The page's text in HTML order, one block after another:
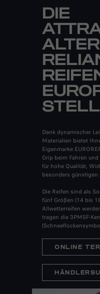
DIE
Dank dynamischer
Materialien bietet
Eigenmarke
Grip beim Fahren
für hohe Qualität,
besonders günstigen
Die Reifen sind als
fünf Größen (14 bis
Allwetterreifen
tragen die 3PMSF-
ONLINE